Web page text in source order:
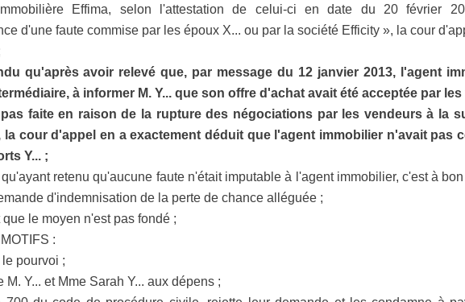
Effima, selon l'attestation de celui-ci en date du 20 février
d'une faute commise par les époux X... ou par la société Efficity », la cour
qu'après avoir relevé que, par message du 12 janvier 2013, l'agent
à informer M. Y... que son offre d'achat avait été acceptée par
faite en raison de la rupture des négociations par les vendeurs à la
la cour d'appel en a exactement déduit que l'agent immobilier n'avait pas
Y... ;
qu'ayant retenu qu'aucune faute n'était imputable à l'agent immobilier, c'est à
d'indemnisation de la perte de chance alléguée ;
que le moyen n'est pas fondé ;
:
pourvoi ;
M. Y... et Mme Sarah Y... aux dépens ;